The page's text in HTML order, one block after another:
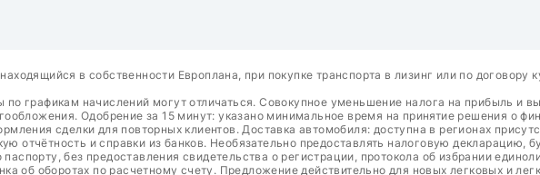
в собственности Европлана, при покупке транспорта в лизинг или по
графикам начислений могут отличаться. Совокупное уменьшение налога на прибыль и
Одобрение за 15 минут: указано минимальное время на принятие решения о
сделки для повторных клиентов. Доставка автомобиля: доступна в регионах
отчётность и справки из банков. Необязательно предоставлять налоговую декларацию,
без предоставления свидетельства о регистрации, протокола об избрании
об оборотах по расчетному счету. Предложение действительно для новых легковых и